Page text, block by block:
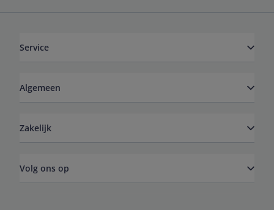
Service
Algemeen
Zakelijk
Volg ons op